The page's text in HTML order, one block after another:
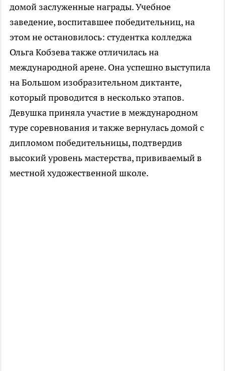
домой заслуженные награды. Учебное
заведение, воспитавшее победительниц, на
этом не остановилось: студентка колледжа
Ольга Кобзева также отличилась на
международной арене. Она успешно выступила
на Большом изобразительном диктанте,
который проводится в несколько этапов.
Девушка приняла участие в международном
туре соревнования и также вернулась домой с
дипломом победительницы, подтвердив
высокий уровень мастерства, прививаемый в
местной художественной школе.